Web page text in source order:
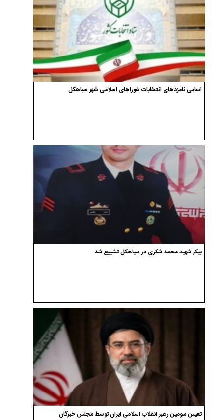
اسامی نامزدهای انتخابات شوراهای اسلامی شهر سیاهکل
پیکر شهید محمد شکری در سیاهکل تشییع شد
تعیین سومین رهبر انقلاب اسلامی ایران توسط مجلس خبرگان